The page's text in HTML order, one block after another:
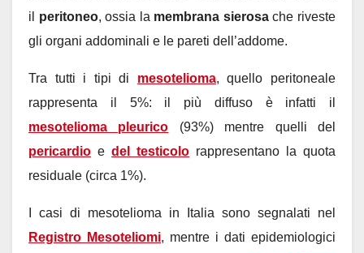
il peritoneo, ossia la membrana sierosache riveste
gli organi addominali e le pareti dell’addome.
Tra tutti i tipi di mesotelioma, quello peritoneale
rappresenta il 5%: il più diffuso è infatti il
mesotelioma pleurico (93%) mentre quelli del
pericardio e del testicolo rappresentano la quota
residuale (circa 1%).
I casi di mesotelioma in Italia sono segnalati nel
Registro Mesoteliomi, mentre i dati epidemiologici